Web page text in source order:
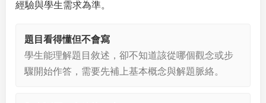
經驗與學生需求為準。
題目看得懂但不會寫
學生能理解題目敘述，卻不知道該從哪個觀念或步
驟開始作答，需要先補上基本概念與解題脈絡。